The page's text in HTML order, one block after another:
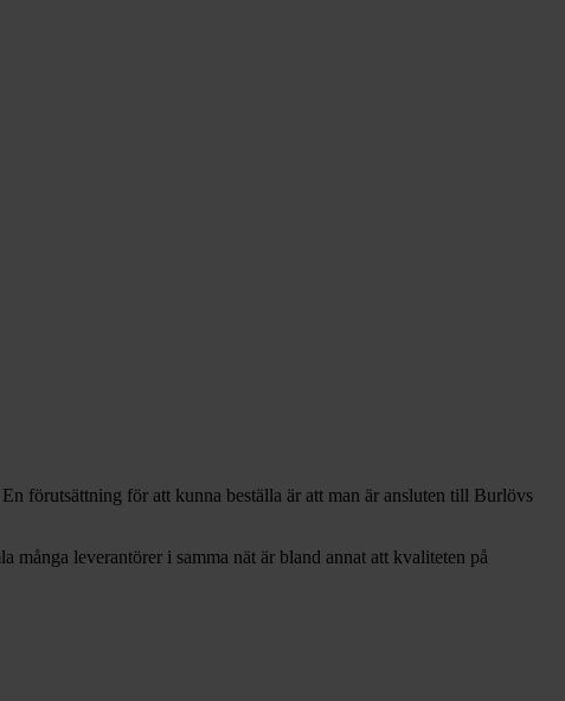
förutsättning för att kunna beställa är att man är ansluten till Burlövs
leverantörer i samma nät är bland annat att kvaliteten på